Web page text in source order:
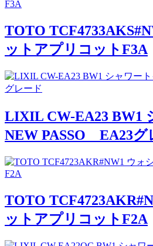
TOTO
ットアプリコットF3A
LIXIL CW-EA23 BW1
NEW PASSO EA23グ
TOTO
ットアプリコットF2A